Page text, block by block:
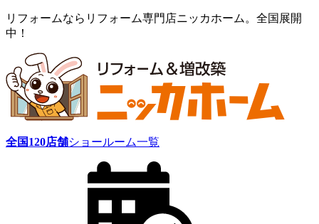
リフォームならリフォーム専門店ニッカホーム。全国展開
中！
全国120店舗ショールーム一覧